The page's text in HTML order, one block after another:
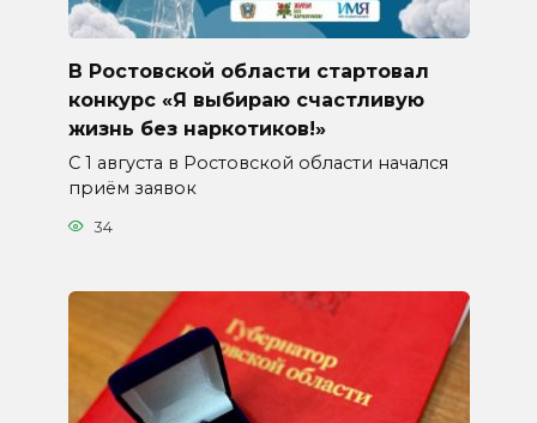
В Ростовской области стартовал
конкурс «Я выбираю счастливую
жизнь без наркотиков!»
С 1 августа в Ростовской области начался
приём заявок
34